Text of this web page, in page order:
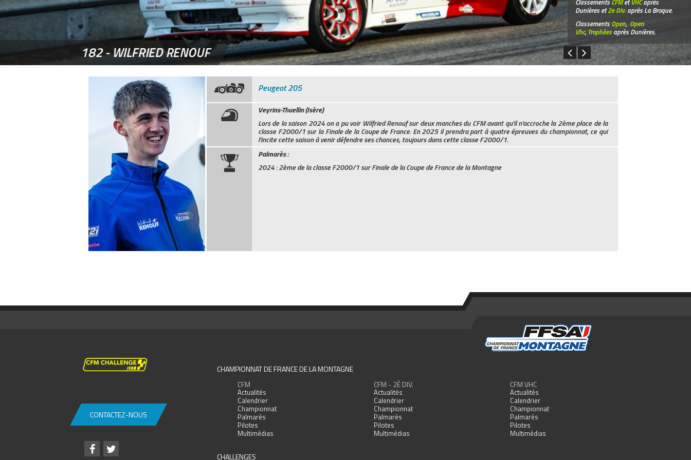
ClassementsCFMetVHCaprès
Dunières et2e Div. après La Broque.
ClassementsOpen, Open
Vhc, Trophéesaprès Dunières.
182 -WILFRIED RENOUF
Peugeot 205
Veyrins-Thuellin (Isère)
Lors de la saison 2024 on a pu voir Wilfried Renouf sur deux manches du CFM avant qu’il n’accroche la 2ème place de la
classe F2000/1 sur la Finale de la Coupe de France. En 2025 il prendra part à quatre épreuves du championnat, ce qui
l’incite cette saison à venir défendre ses chances, toujours dans cette classe F2000/1.
Palmarès :
2024 : 2ème de la classe F2000/1 sur Finale de la Coupe de France de la Montagne
CONTACTEZ-NOUS
CHAMPIONNAT DE FRANCE DE LA MONTAGNE
CFM
Actualités
Calendrier
Championnat
Palmarès
Pilotes
Multimédias
CFM - 2È DIV.
Actualités
Calendrier
Championnat
Palmarès
Pilotes
Multimédias
CFM VHC
Actualités
Calendrier
Championnat
Palmarès
Pilotes
Multimédias
CHALLENGES